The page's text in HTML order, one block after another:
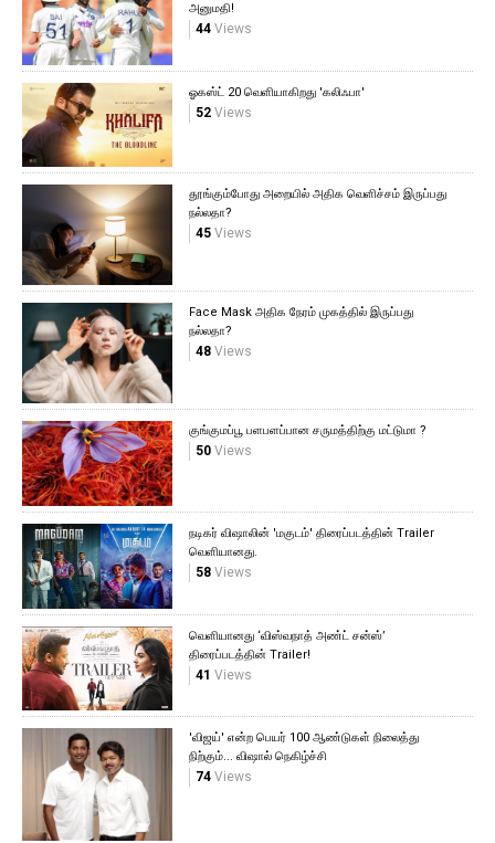
அனுமதி!
44Views
ஓகஸ்ட் 20 வெளியாகிறது 'கலிஃபா'
52Views
தூங்கும்போது அறையில் அதிக வெளிச்சம் இருப்பது
நல்லதா?
45Views
Face Mask அதிக நேரம் முகத்தில் இருப்பது
நல்லதா?
48Views
குங்குமப்பூ பளபளப்பான சருமத்திற்கு மட்டுமா ?
50Views
நடிகர் விஷாலின் 'மகுடம்' திரைப்படத்தின் Trailer
வெளியானது.
58Views
வெளியானது ‘விஸ்வநாத் அண்ட் சன்ஸ்’
திரைப்படத்தின் Trailer!
41 Views
'விஜய்' என்ற பெயர் 100 ஆண்டுகள் நிலைத்து
நிற்கும்... விஷால் நெகிழ்ச்சி
74Views